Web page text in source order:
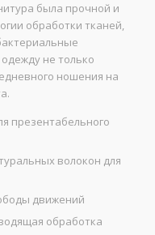
была прочной и
обработки тканей,
не только
ношения на
презентабельного
волокон для
движений
обработка